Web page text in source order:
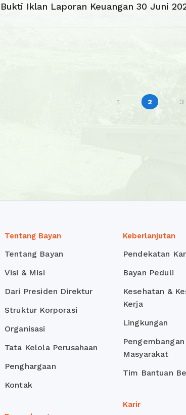
Bukti Iklan Laporan Keuangan 30 Juni
1 2 3
Tentang Bayan
Tentang Bayan
Visi & Misi
Dari Presiden Direktur
Struktur Korporasi
Organisasi
Tata Kelola Perusahaan
Penghargaan
Kontak
Keberlanjutan
Pendekatan
Bayan Peduli
Kesehatan &
Kerja
Lingkungan
Pengembangan
Masyarakat
Tim Bantuan
Karir